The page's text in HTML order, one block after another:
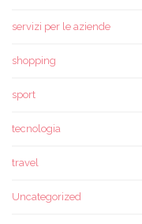
servizi per le aziende
shopping
sport
tecnologia
travel
Uncategorized